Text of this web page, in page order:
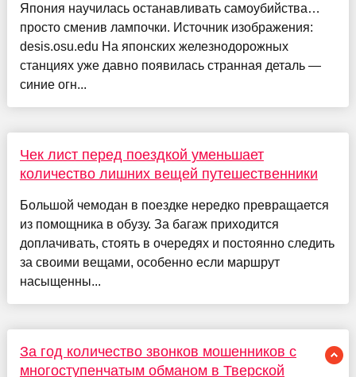
Япония научилась останавливать самоубийства…
просто сменив лампочки. Источник изображения:
desis.osu.edu На японских железнодорожных
станциях уже давно появилась странная деталь —
синие огн...
Чек лист перед поездкой уменьшает
количество лишних вещей путешественники
Большой чемодан в поездке нередко превращается
из помощника в обузу. За багаж приходится
доплачивать, стоять в очередях и постоянно следить
за своими вещами, особенно если маршрут
насыщенны...
За год количество звонков мошенников с
многоступенчатым обманом в Тверской